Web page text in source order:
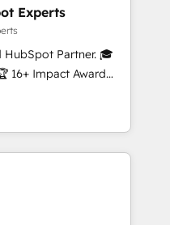
to us, they’ll
HubSpot portals.
in
with a proven leader!
today!
Experts
HubSpot Partner. 🎓
16+ Impact Award
👥 HubSpot
to do three simple
people, Sell to their
how businesses can